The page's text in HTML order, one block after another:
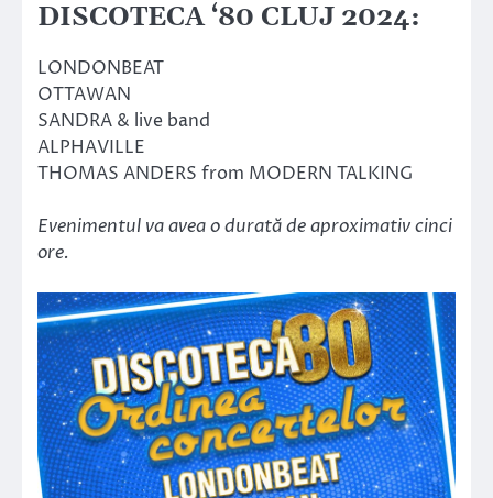
DISCOTECA ‘80 CLUJ 2024:
LONDONBEAT
OTTAWAN
SANDRA & live band
ALPHAVILLE
THOMAS ANDERS from MODERN TALKING
Evenimentul va avea o durată de aproximativ cinci
ore.